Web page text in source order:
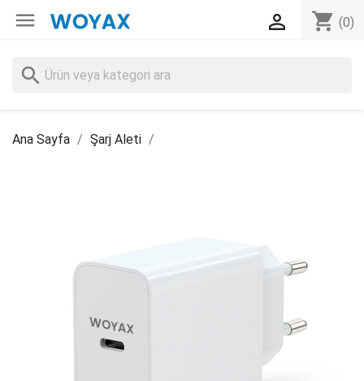
 shopping_cart (0)

search
Ana Sayfa Şarj Aleti